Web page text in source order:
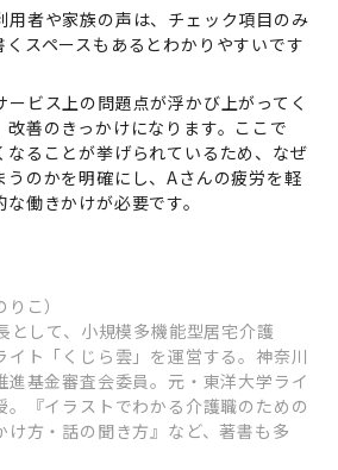
用者や家族の声は、チェック項目のみ
スペースもあるとわかりやすいです
ービス上の問題点が浮かび上がってく
改善のきっかけになります。ここで
なることが挙げられているため、なぜ
うのかを明確にし、Aさんの疲労を軽
働きかけが必要です。
こ）
として、小規模多機能型居宅介護
イト「くじら雲」を運営する。神奈川
進基金審査会委員。元・東洋大学ライ
。『イラストでわかる介護職のための
け方・話の聞き方』など、著書も多